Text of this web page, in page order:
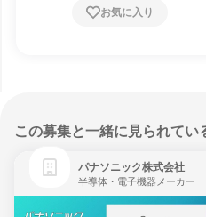
お気に入り
この募集と一緒に見られてい
パナソニック株式会社
半導体・電子機器メーカー